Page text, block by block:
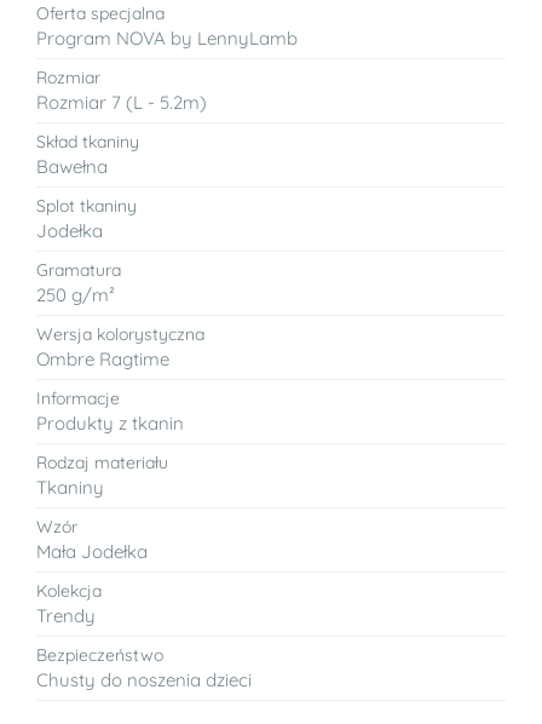
Oferta specjalna
Program NOVA by LennyLamb
Rozmiar
Rozmiar 7 (L - 5.2m)
Skład tkaniny
Bawełna
Splot tkaniny
Jodełka
Gramatura
250 g/m²
Wersja kolorystyczna
Ombre Ragtime
Informacje
Produkty z tkanin
Rodzaj materiału
Tkaniny
Wzór
Mała Jodełka
Kolekcja
Trendy
Bezpieczeństwo
Chusty do noszenia dzieci